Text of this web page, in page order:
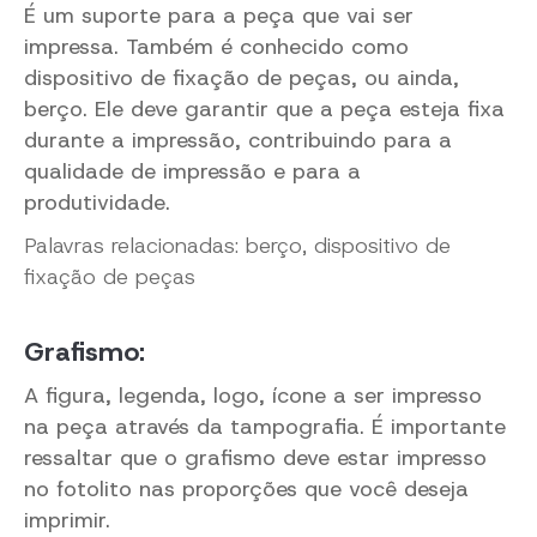
É um suporte para a peça que vai ser
impressa. Também é conhecido como
dispositivo de fixação de peças, ou ainda,
berço. Ele deve garantir que a peça esteja fixa
durante a impressão, contribuindo para a
qualidade de impressão e para a
produtividade.
Palavras relacionadas: berço, dispositivo de
fixação de peças
Grafismo:
A figura, legenda, logo, ícone a ser impresso
na peça através da tampografia. É importante
ressaltar que o grafismo deve estar impresso
no fotolito nas proporções que você deseja
imprimir.